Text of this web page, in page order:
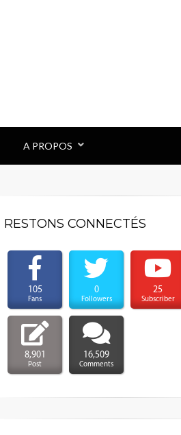
A PROPOS
RESTONS CONNECTÉS
105
Fans
0
Followers
25
Subscriber
8,901
Post
16,509
Comments